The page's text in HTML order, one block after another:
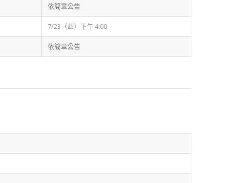
依簡章公告
7/23（四）下午 4:00
依簡章公告